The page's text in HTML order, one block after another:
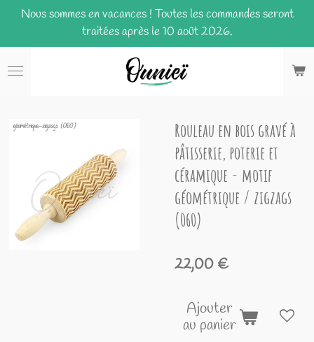
Passer
contenu
principal
Nous sommes en vacances ! Toutes les commandes seront
traitées après le 10 août 2026.
Rouleau en bois gravé à
pâtisserie, poterie et
céramique - motif
géométrique / zigzags
(060)
22,00 €
Ajouter
au panier